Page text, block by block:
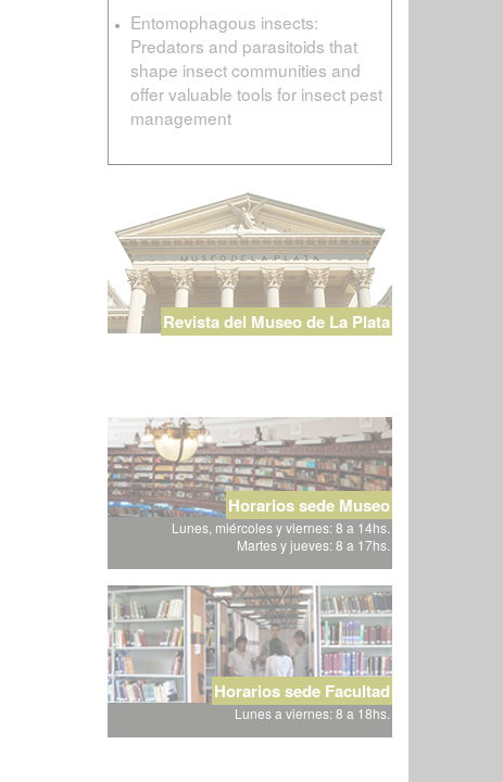
Entomophagous insects:
Predators and parasitoids that
shape insect communities and
offer valuable tools for insect pest
management
Revista del Museo de La Plata
Horarios sede Museo
Lunes, miércoles y viernes: 8 a 14hs.
Martes y jueves: 8 a 17hs.
Horarios sede Facultad
Lunes a viernes: 8 a 18hs.